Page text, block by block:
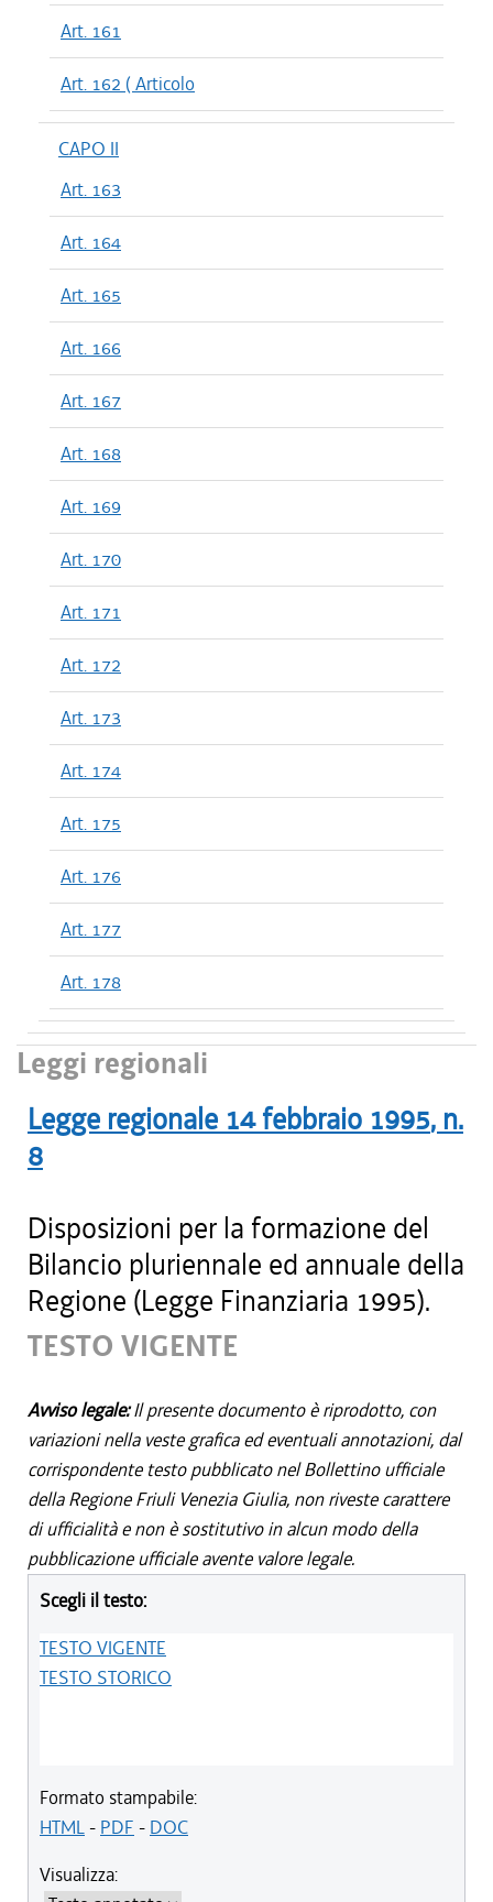
Art. 161
Art. 162 ( Articolo
CAPO II
Art. 163
Art. 164
Art. 165
Art. 166
Art. 167
Art. 168
Art. 169
Art. 170
Art. 171
Art. 172
Art. 173
Art. 174
Art. 175
Art. 176
Art. 177
Art. 178
Leggi regionali
Legge regionale 14 febbraio 1995, n.
8
Disposizioni per la formazione del
Bilancio pluriennale ed annuale della
Regione (Legge Finanziaria 1995).
TESTO VIGENTE
Avviso legale:Il presente documento è riprodotto, con
variazioni nella veste grafica ed eventuali annotazioni, dal
corrispondente testo pubblicato nel Bollettino ufficiale
della Regione Friuli Venezia Giulia, non riveste carattere
di ufficialità e non è sostitutivo in alcun modo della
pubblicazione ufficiale avente valore legale.
Scegli il testo:
TESTO VIGENTE
TESTO STORICO
Formato stampabile:
HTML- PDF - DOC
Visualizza: